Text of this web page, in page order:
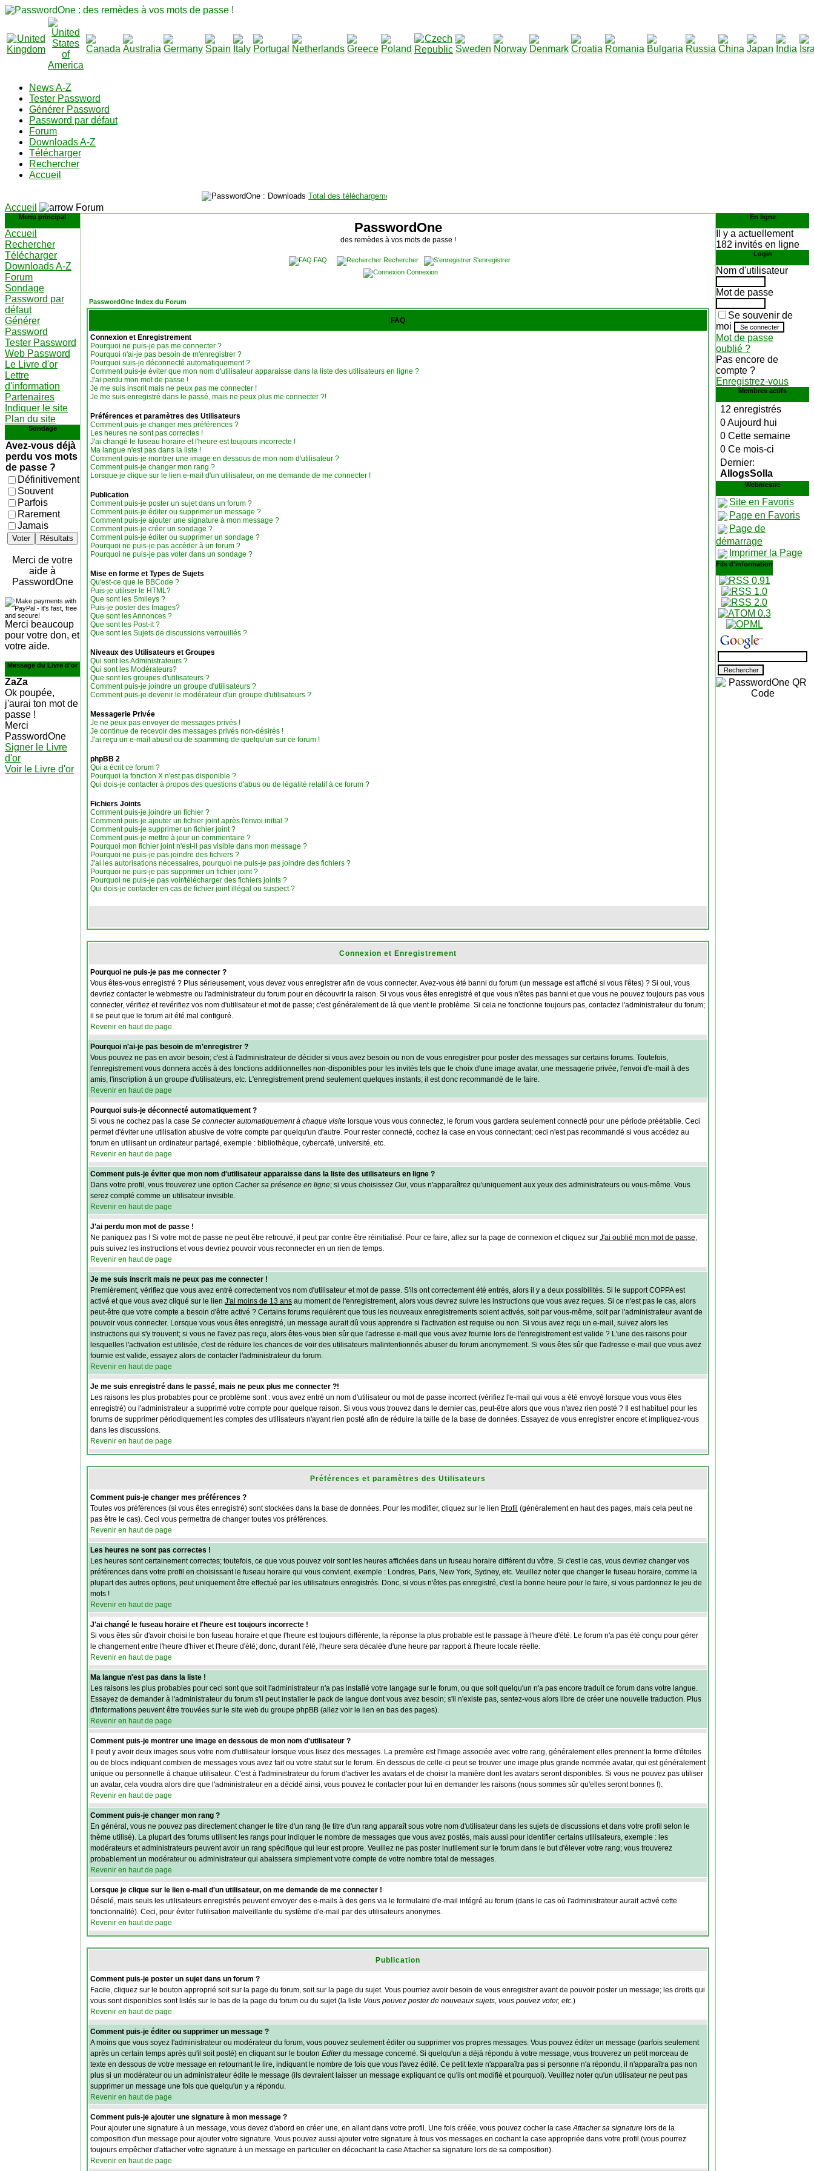
News A-Z
Tester Password
Générer Password
Password par défaut
Forum
Downloads A-Z
Télécharger
Rechercher
Accueil
Total des téléchargements
Accueil
Forum
Menu principal
Accueil
Rechercher
Télécharger
Downloads A-Z
Forum
Sondage
Password par
défaut
Générer
Password
Tester Password
Web Password
Le Livre d'or
Lettre
d'information
Partenaires
Indiquer le site
Plan du site
Sondage
Avez-vous déjà
perdu vos mots
de passe ?
Définitivement
Souvent
Parfois
Rarement
Jamais
Voter Résultats
Merci de votre
aide à
PasswordOne
Merci beaucoup
pour votre don, et
votre aide.
Message du Livre d'or
ZaZa
Ok poupée,
j'aurai ton mot de
passe !
Merci
PasswordOne
Signer le Livre
d'or
Voir le Livre d'or
PasswordOne
des remèdes à vos mots de passe !
FAQ Rechercher
S'enregistrer
Connexion
PasswordOne Index du Forum
FAQ
Connexion et Enregistrement
Pourquoi ne puis-je pas me connecter ?
Pourquoi n'ai-je pas besoin de m'enregistrer ?
Pourquoi suis-je déconnecté automatiquement ?
Comment puis-je éviter que mon nom d'utilisateur apparaisse dans la liste des utilisateurs en ligne ?
J'ai perdu mon mot de passe !
Je me suis inscrit mais ne peux pas me connecter !
Je me suis enregistré dans le passé, mais ne peux plus me connecter ?!
Préférences et paramètres des Utilisateurs
Comment puis-je changer mes préférences ?
Les heures ne sont pas correctes !
J'ai changé le fuseau horaire et l'heure est toujours incorrecte !
Ma langue n'est pas dans la liste !
Comment puis-je montrer une image en dessous de mon nom d'utilisateur ?
Comment puis-je changer mon rang ?
Lorsque je clique sur le lien e-mail d'un utilisateur, on me demande de me connecter !
Publication
Comment puis-je poster un sujet dans un forum ?
Comment puis-je éditer ou supprimer un message ?
Comment puis-je ajouter une signature à mon message ?
Comment puis-je créer un sondage ?
Comment puis-je éditer ou supprimer un sondage ?
Pourquoi ne puis-je pas accéder à un forum ?
Pourquoi ne puis-je pas voter dans un sondage ?
Mise en forme et Types de Sujets
Qu'est-ce que le BBCode ?
Puis-je utiliser le HTML?
Que sont les Smileys ?
Puis-je poster des Images?
Que sont les Annonces ?
Que sont les Post-it ?
Que sont les Sujets de discussions verrouillés ?
Niveaux des Utilisateurs et Groupes
Qui sont les Administrateurs ?
Qui sont les Modérateurs?
Que sont les groupes d'utilisateurs ?
Comment puis-je joindre un groupe d'utilisateurs ?
Comment puis-je devenir le modérateur d'un groupe d'utilisateurs ?
Messagerie Privée
Je ne peux pas envoyer de messages privés !
Je continue de recevoir des messages privés non-désirés !
J'ai reçu un e-mail abusif ou de spamming de quelqu'un sur ce forum !
phpBB 2
Qui a écrit ce forum ?
Pourquoi la fonction X n'est pas disponible ?
Qui dois-je contacter à propos des questions d'abus ou de légalité relatif à ce forum ?
Fichiers Joints
Comment puis-je joindre un fichier ?
Comment puis-je ajouter un fichier joint après l'envoi initial ?
Comment puis-je supprimer un fichier joint ?
Comment puis-je mettre à jour un commentaire ?
Pourquoi mon fichier joint n'est-il pas visible dans mon message ?
Pourquoi ne puis-je pas joindre des fichiers ?
J'ai les autorisations nécessaires, pourquoi ne puis-je pas joindre des fichiers ?
Pourquoi ne puis-je pas supprimer un fichier joint ?
Pourquoi ne puis-je pas voir/télécharger des fichiers joints ?
Qui dois-je contacter en cas de fichier joint illégal ou suspect ?
Connexion et Enregistrement
Pourquoi ne puis-je pas me connecter ?
Vous êtes-vous enregistré ? Plus sérieusement, vous devez vous enregistrer afin de vous connecter. Avez-vous été banni du forum (un message est affiché si vous l'êtes) ? Si oui, vous
devriez contacter le webmestre ou l'administrateur du forum pour en découvrir la raison. Si vous vous êtes enregistré et que vous n'êtes pas banni et que vous ne pouvez toujours pas vous
connecter, vérifiez et revérifiez vos nom d'utilisateur et mot de passe; c'est généralement de là que vient le problème. Si cela ne fonctionne toujours pas, contactez l'administrateur du forum;
il se peut que le forum ait été mal configuré.
Revenir en haut de page
Pourquoi n'ai-je pas besoin de m'enregistrer ?
Vous pouvez ne pas en avoir besoin; c'est à l'administrateur de décider si vous avez besoin ou non de vous enregistrer pour poster des messages sur certains forums. Toutefois,
l'enregistrement vous donnera accès à des fonctions additionnelles non-disponibles pour les invités tels que le choix d'une image avatar, une messagerie privée, l'envoi d'e-mail à des
amis, l'inscription à un groupe d'utilisateurs, etc. L'enregistrement prend seulement quelques instants; il est donc recommandé de le faire.
Revenir en haut de page
Pourquoi suis-je déconnecté automatiquement ?
Si vous ne cochez pas la case Se connecter automatiquement à chaque visite lorsque vous vous connectez, le forum vous gardera seulement connecté pour une période préétablie. Ceci
permet d'éviter une utilisation abusive de votre compte par quelqu'un d'autre. Pour rester connecté, cochez la case en vous connectant; ceci n'est pas recommandé si vous accédez au
forum en utilisant un ordinateur partagé, exemple : bibliothèque, cybercafé, université, etc.
Revenir en haut de page
Comment puis-je éviter que mon nom d'utilisateur apparaisse dans la liste des utilisateurs en ligne ?
Dans votre profil, vous trouverez une option Cacher sa présence en ligne; si vous choisissez Oui, vous n'apparaîtrez qu'uniquement aux yeux des administrateurs ou vous-même. Vous
serez compté comme un utilisateur invisible.
Revenir en haut de page
J'ai perdu mon mot de passe !
Ne paniquez pas ! Si votre mot de passe ne peut être retrouvé, il peut par contre être réinitialisé. Pour ce faire, allez sur la page de connexion et cliquez sur J'ai oublié mon mot de passe,
puis suivez les instructions et vous devriez pouvoir vous reconnecter en un rien de temps.
Revenir en haut de page
Je me suis inscrit mais ne peux pas me connecter !
Premièrement, vérifiez que vous avez entré correctement vos nom d'utilisateur et mot de passe. S'ils ont correctement été entrés, alors il y a deux possibilités. Si le support COPPA est
activé et que vous avez cliqué sur le lien J'ai moins de 13 ans au moment de l'enregistrement, alors vous devrez suivre les instructions que vous avez reçues. Si ce n'est pas le cas, alors
peut-être que votre compte a besoin d'être activé ? Certains forums requièrent que tous les nouveaux enregistrements soient activés, soit par vous-même, soit par l'administrateur avant de
pouvoir vous connecter. Lorsque vous vous êtes enregistré, un message aurait dû vous apprendre si l'activation est requise ou non. Si vous avez reçu un e-mail, suivez alors les
instructions qui s'y trouvent; si vous ne l'avez pas reçu, alors êtes-vous bien sûr que l'adresse e-mail que vous avez fournie lors de l'enregistrement est valide ? L'une des raisons pour
lesquelles l'activation est utilisée, c'est de réduire les chances de voir des utilisateurs malintentionnés abuser du forum anonymement. Si vous êtes sûr que l'adresse e-mail que vous avez
fournie est valide, essayez alors de contacter l'administrateur du forum.
Revenir en haut de page
Je me suis enregistré dans le passé, mais ne peux plus me connecter ?!
Les raisons les plus probables pour ce problème sont : vous avez entré un nom d'utilisateur ou mot de passe incorrect (vérifiez l'e-mail qui vous a été envoyé lorsque vous vous êtes
enregistré) ou l'administrateur a supprimé votre compte pour quelque raison. Si vous vous trouvez dans le dernier cas, peut-être alors que vous n'avez rien posté ? Il est habituel pour les
forums de supprimer périodiquement les comptes des utilisateurs n'ayant rien posté afin de réduire la taille de la base de données. Essayez de vous enregistrer encore et impliquez-vous
dans les discussions.
Revenir en haut de page
Préférences et paramètres des Utilisateurs
Comment puis-je changer mes préférences ?
Toutes vos préférences (si vous êtes enregistré) sont stockées dans la base de données. Pour les modifier, cliquez sur le lien Profil (généralement en haut des pages, mais cela peut ne
pas être le cas). Ceci vous permettra de changer toutes vos préférences.
Revenir en haut de page
Les heures ne sont pas correctes !
Les heures sont certainement correctes; toutefois, ce que vous pouvez voir sont les heures affichées dans un fuseau horaire différent du vôtre. Si c'est le cas, vous devriez changer vos
préférences dans votre profil en choisissant le fuseau horaire qui vous convient, exemple : Londres, Paris, New York, Sydney, etc. Veuillez noter que changer le fuseau horaire, comme la
plupart des autres options, peut uniquement être effectué par les utilisateurs enregistrés. Donc, si vous n'êtes pas enregistré, c'est la bonne heure pour le faire, si vous pardonnez le jeu de
mots !
Revenir en haut de page
J'ai changé le fuseau horaire et l'heure est toujours incorrecte !
Si vous êtes sûr d'avoir choisi le bon fuseau horaire et que l'heure est toujours différente, la réponse la plus probable est le passage à l'heure d'été. Le forum n'a pas été conçu pour gérer
le changement entre l'heure d'hiver et l'heure d'été; donc, durant l'été, l'heure sera décalée d'une heure par rapport à l'heure locale réelle.
Revenir en haut de page
Ma langue n'est pas dans la liste !
Les raisons les plus probables pour ceci sont que soit l'administrateur n'a pas installé votre langage sur le forum, ou que soit quelqu'un n'a pas encore traduit ce forum dans votre langue.
Essayez de demander à l'administrateur du forum s'il peut installer le pack de langue dont vous avez besoin; s'il n'existe pas, sentez-vous alors libre de créer une nouvelle traduction. Plus
d'informations peuvent être trouvées sur le site web du groupe phpBB (allez voir le lien en bas des pages).
Revenir en haut de page
Comment puis-je montrer une image en dessous de mon nom d'utilisateur ?
Il peut y avoir deux images sous votre nom d'utilisateur lorsque vous lisez des messages. La première est l'image associée avec votre rang, généralement elles prennent la forme d'étoiles
ou de blocs indiquant combien de messages vous avez fait ou votre statut sur le forum. En dessous de celle-ci peut se trouver une image plus grande nommée avatar, qui est généralement
unique ou personnelle à chaque utilisateur. C'est à l'administrateur du forum d'activer les avatars et de choisir la manière dont les avatars seront disponibles. Si vous ne pouvez pas utiliser
un avatar, cela voudra alors dire que l'administrateur en a décidé ainsi, vous pouvez le contacter pour lui en demander les raisons (nous sommes sûr qu'elles seront bonnes !).
Revenir en haut de page
Comment puis-je changer mon rang ?
En général, vous ne pouvez pas directement changer le titre d'un rang (le titre d'un rang apparaît sous votre nom d'utilisateur dans les sujets de discussions et dans votre profil selon le
thème utilisé). La plupart des forums utilisent les rangs pour indiquer le nombre de messages que vous avez postés, mais aussi pour identifier certains utilisateurs, exemple : les
modérateurs et administrateurs peuvent avoir un rang spécifique qui leur est propre. Veuillez ne pas poster inutilement sur le forum dans le but d'élever votre rang; vous trouverez
probablement un modérateur ou administrateur qui abaissera simplement votre compte de votre nombre total de messages.
Revenir en haut de page
Lorsque je clique sur le lien e-mail d'un utilisateur, on me demande de me connecter !
Désolé, mais seuls les utilisateurs enregistrés peuvent envoyer des e-mails à des gens via le formulaire d'e-mail intégré au forum (dans le cas où l'administrateur aurait activé cette
fonctionnalité). Ceci, pour éviter l'utilisation malveillante du système d'e-mail par des utilisateurs anonymes.
Revenir en haut de page
Publication
Comment puis-je poster un sujet dans un forum ?
Facile, cliquez sur le bouton approprié soit sur la page du forum, soit sur la page du sujet. Vous pourriez avoir besoin de vous enregistrer avant de pouvoir poster un message; les droits qui
vous sont disponibles sont listés sur le bas de la page du forum ou du sujet (la liste Vous pouvez poster de nouveaux sujets, vous pouvez voter, etc.)
Revenir en haut de page
Comment puis-je éditer ou supprimer un message ?
A moins que vous soyez l'administrateur ou modérateur du forum, vous pouvez seulement éditer ou supprimer vos propres messages. Vous pouvez éditer un message (parfois seulement
après un certain temps après qu'il soit posté) en cliquant sur le bouton Editerdu message concerné. Si quelqu'un a déjà répondu à votre message, vous trouverez un petit morceau de
texte en dessous de votre message en retournant le lire, indiquant le nombre de fois que vous l'avez édité. Ce petit texte n'apparaîtra pas si personne n'a répondu, il n'apparaîtra pas non
plus si un modérateur ou un administrateur édite le message (ils devraient laisser un message expliquant ce qu'ils ont modifié et pourquoi). Veuillez noter qu'un utilisateur ne peut pas
supprimer un message une fois que quelqu'un y a répondu.
Revenir en haut de page
Comment puis-je ajouter une signature à mon message ?
Pour ajouter une signature à un message, vous devez d'abord en créer une, en allant dans votre profil. Une fois créée, vous pouvez cocher la caseAttacher sa signature lors de la
composition d'un message pour ajouter votre signature. Vous pouvez aussi ajouter votre signature à tous vos messages en cochant la case appropriée dans votre profil (vous pourrez
toujours empêcher d'attacher votre signature à un message en particulier en décochant la case Attacher sa signature lors de sa composition).
Revenir en haut de page
En ligne
Il y a actuellement
182 invités en ligne
Login
Nom d'utilisateur
Mot de passe
Se souvenir de
moi
Mot de passe
oublié ?
Pas encore de
compte ?
Enregistrez-vous
Membres actifs
12 enregistrés
0 Aujourd hui
0 Cette semaine
0 Ce mois-ci
Dernier:
AllogsSolla
Webmestre
Site en Favoris
Page en Favoris
Page de
démarrage
Imprimer la Page
Fils d'information